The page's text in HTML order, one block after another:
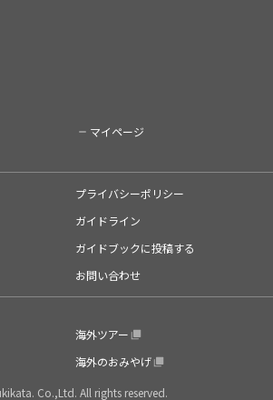
マイページ
プライバシーポリシー
ガイドライン
ガイドブックに投稿する
お問い合わせ
海外ツアー
海外のおみやげ
Co.,Ltd. All rights reserved.